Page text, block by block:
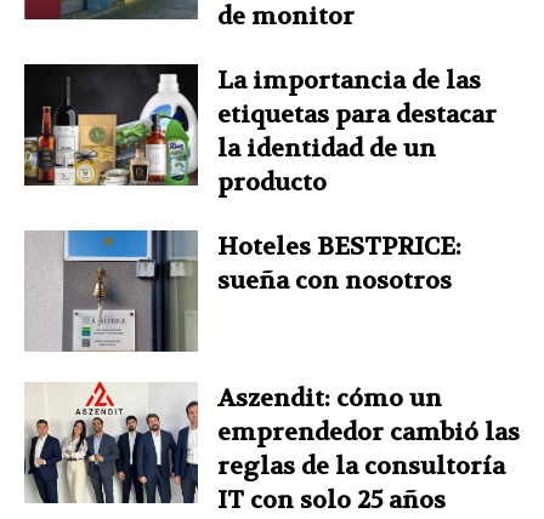
de monitor
La importancia de las
etiquetas para destacar
la identidad de un
producto
Hoteles BESTPRICE:
sueña con nosotros
Aszendit: cómo un
emprendedor cambió las
reglas de la consultoría
IT con solo 25 años